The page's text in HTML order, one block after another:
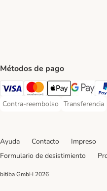
Métodos de pago
Visa Payment Method
Mastercard Payment
Apple PayGoogle Pay
Contra-reembolso
Contra-reembolso PaymentTransferencia
Transferencia
Ayuda Contacto Impreso
Formulario de desistimiento
bitiba GmbH 2026